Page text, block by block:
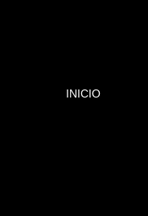
INICIO